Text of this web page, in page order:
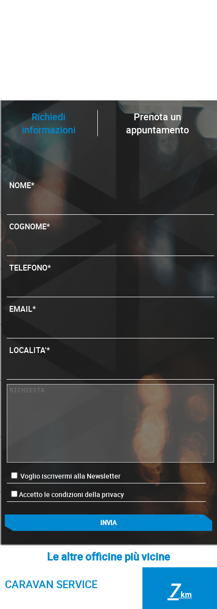
Richiedi
informazioni
Prenota un
appuntamento
NOME*
COGNOME*
TELEFONO*
EMAIL*
LOCALITA'*
Voglio iscrivermi alla Newsletter
Accetto le condizioni della privacy
Le altre officine più vicine
CARAVAN SERVICE
7km